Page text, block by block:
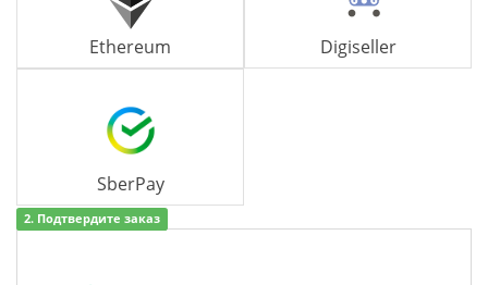
Ethereum Digiseller
SberPay
2. Подтвердите заказ